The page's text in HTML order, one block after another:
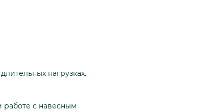
нагрузках.
с навесным